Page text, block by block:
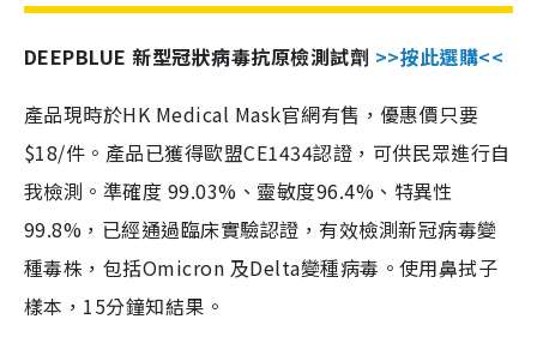
DEEPBLUE 新型冠狀病毒抗原檢測試劑 >>按此選購<<
產品現時於HK Medical Mask官網有售，優惠價只要
$18/件。產品已獲得歐盟CE1434認證，可供民眾進行自
我檢測。準確度 99.03%、靈敏度96.4%、特異性
99.8%，已經通過臨床實驗認證，有效檢測新冠病毒變
種毒株，包括Omicron 及Delta變種病毒。使用鼻拭子
樣本，15分鐘知結果。